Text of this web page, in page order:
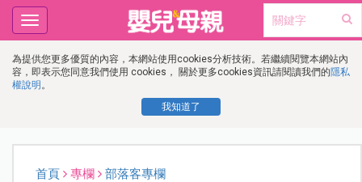
為提供您更多優質的內容，本網站使用cookies分析技術。若繼續閱覽本網站內
容，即表示您同意我們使用 cookies， 關於更多cookies資訊請閱讀我們的隱私
權說明 。
我知道了
Toggle
navigation
首頁 專欄 部落客專欄